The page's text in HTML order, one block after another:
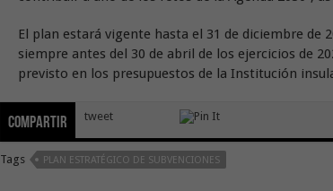
El plan estará vigente hasta el 31 de diciembre de
siempre antes del 30 de abril de los ejercicios de
previsto en los presupuestos de la Institución
Compartir tweet
Tags PLAN ESTRATÉGICO DE SUBVENCIONES